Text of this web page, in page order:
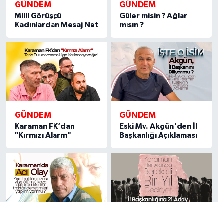
GÜNDEM
Milli Görüşçü
Kadınlardan Mesaj Net
GÜNDEM
Güler misin ? Ağlar
mısın ?
GÜNDEM
Karaman FK’dan
"Kırmızı Alarm"
GÜNDEM
Eski Mv. Akgün'den İl
Başkanlığı Açıklaması